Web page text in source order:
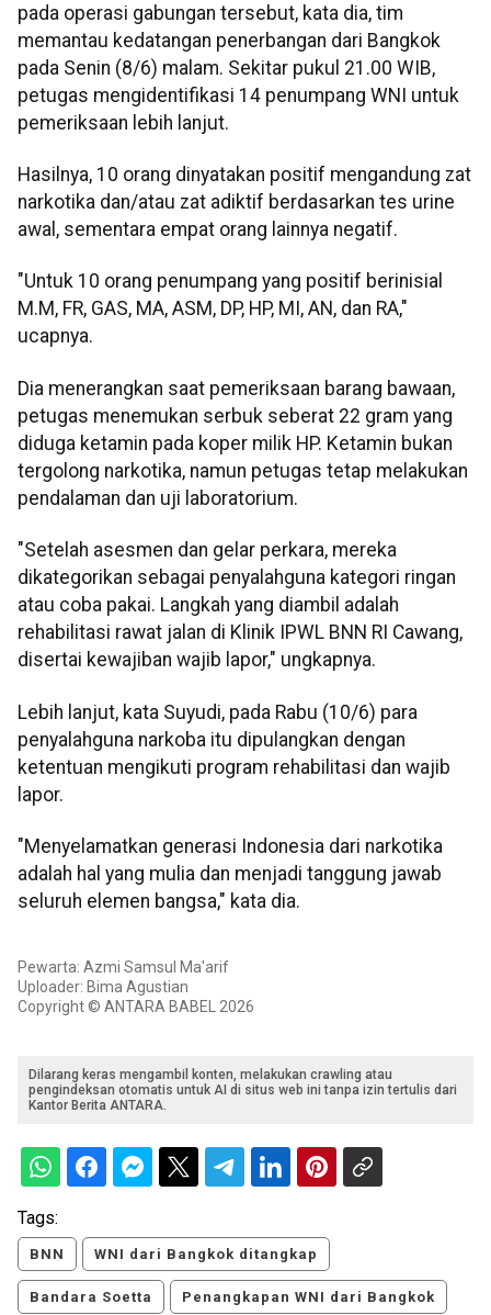
pada operasi gabungan tersebut, kata dia, tim
memantau kedatangan penerbangan dari Bangkok
pada Senin (8/6) malam. Sekitar pukul 21.00 WIB,
petugas mengidentifikasi 14 penumpang WNI untuk
pemeriksaan lebih lanjut.
Hasilnya, 10 orang dinyatakan positif mengandung zat
narkotika dan/atau zat adiktif berdasarkan tes urine
awal, sementara empat orang lainnya negatif.
"Untuk 10 orang penumpang yang positif berinisial
M.M, FR, GAS, MA, ASM, DP, HP, MI, AN, dan RA,"
ucapnya.
Dia menerangkan saat pemeriksaan barang bawaan,
petugas menemukan serbuk seberat 22 gram yang
diduga ketamin pada koper milik HP. Ketamin bukan
tergolong narkotika, namun petugas tetap melakukan
pendalaman dan uji laboratorium.
"Setelah asesmen dan gelar perkara, mereka
dikategorikan sebagai penyalahguna kategori ringan
atau coba pakai. Langkah yang diambil adalah
rehabilitasi rawat jalan di Klinik IPWL BNN RI Cawang,
disertai kewajiban wajib lapor," ungkapnya.
Lebih lanjut, kata Suyudi, pada Rabu (10/6) para
penyalahguna narkoba itu dipulangkan dengan
ketentuan mengikuti program rehabilitasi dan wajib
lapor.
"Menyelamatkan generasi Indonesia dari narkotika
adalah hal yang mulia dan menjadi tanggung jawab
seluruh elemen bangsa," kata dia.
Pewarta: Azmi Samsul Ma'arif
Uploader: Bima Agustian
Copyright © ANTARA BABEL 2026
Dilarang keras mengambil konten, melakukan crawling atau
pengindeksan otomatis untuk AI di situs web ini tanpa izin tertulis dari
Kantor Berita ANTARA.
Tags:
BNN WNI dari Bangkok ditangkap
Bandara Soetta Penangkapan WNI dari Bangkok